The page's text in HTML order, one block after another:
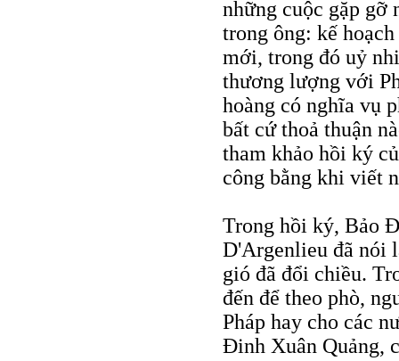
những cuộc gặp gỡ
trong ông: kế
mới, trong đó uỷ
thương lượng với
hoàng có nghĩa vụ
bất cứ thoả thuận
tham khảo hồi ký
công bằng khi viết
Trong hồi ký, Bảo
D'Argenlieu đã nói
gió đã đổi chiều.
đến để theo phò,
Pháp hay cho các
Đinh Xuân Quảng,